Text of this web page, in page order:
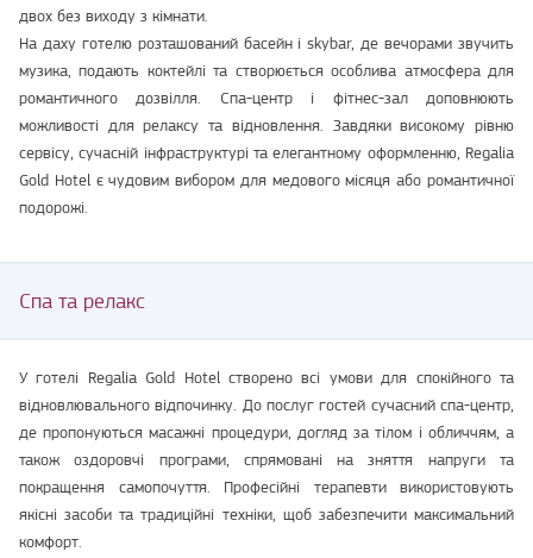
двох без виходу з кімнати.
На даху готелю розташований басейн і skybar, де вечорами звучить
музика, подають коктейлі та створюється особлива атмосфера для
романтичного дозвілля. Спа-центр і фітнес-зал доповнюють
можливості для релаксу та відновлення. Завдяки високому рівню
сервісу, сучасній інфраструктурі та елегантному оформленню, Regalia
Gold Hotel є чудовим вибором для медового місяця або романтичної
подорожі.
Спа та релакс
У готелі Regalia Gold Hotel створено всі умови для спокійного та
відновлювального відпочинку. До послуг гостей сучасний спа-центр,
де пропонуються масажні процедури, догляд за тілом і обличчям, а
також оздоровчі програми, спрямовані на зняття напруги та
покращення самопочуття. Професійні терапевти використовують
якісні засоби та традиційні техніки, щоб забезпечити максимальний
комфорт.